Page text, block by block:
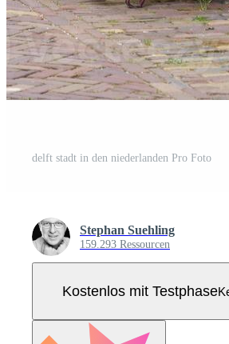
delft stadt in den niederlanden Pro Foto
Stephan Suehling
159.293 Ressourcen
Kostenlos mit Testphase